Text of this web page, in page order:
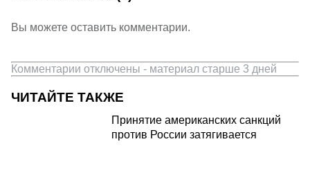
Вы можете оставить комментарии.
Комментарии отключены - материал старше 3 дней
ЧИТАЙТЕ ТАКЖЕ
Принятие американских санкций
против России затягивается